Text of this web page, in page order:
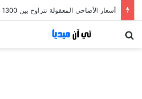
أسعار الأضاحي المعقولة تتراوح بين 1300 و1700 دينار